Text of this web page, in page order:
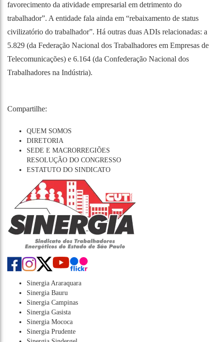
favorecimento da atividade empresarial em detrimento do
trabalhador”. A entidade fala ainda em “rebaixamento de status
civilizatório do trabalhador”. Há outras duas ADIs relacionadas: a
5.829 (da Federação Nacional dos Trabalhadores em Empresas de
Telecomunicações) e 6.164 (da Confederação Nacional dos
Trabalhadores na Indústria).
Compartilhe:
QUEM SOMOS
DIRETORIA
SEDE E MACRORREGIÕES
RESOLUÇÃO DO CONGRESSO
ESTATUTO DO SINDICATO
Sinergia Araraquara
Sinergia Bauru
Sinergia Campinas
Sinergia Gasista
Sinergia Mococa
Sinergia Prudente